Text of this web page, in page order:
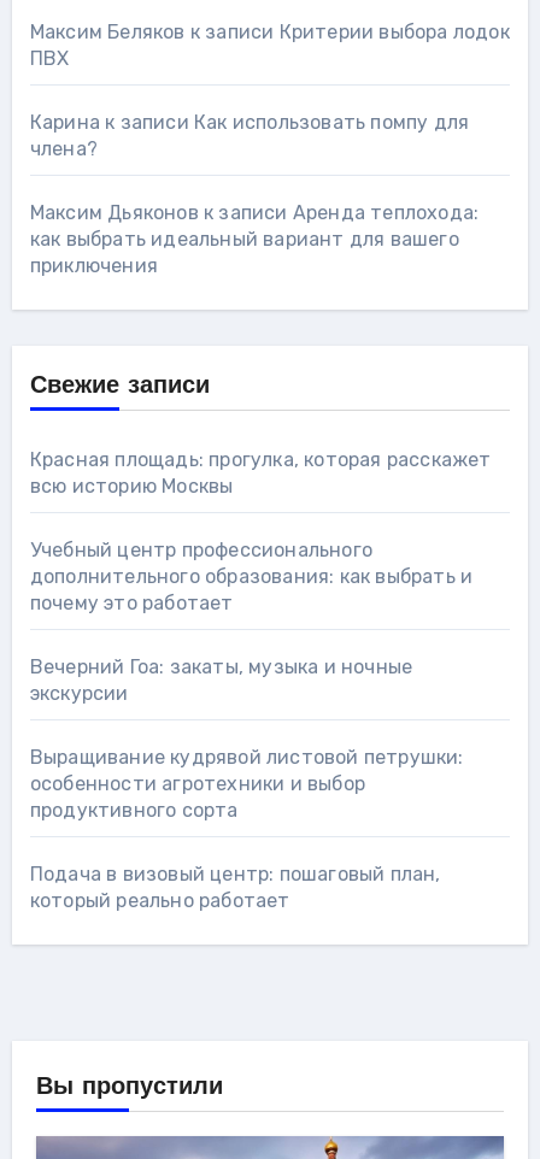
Максим Беляков к записи Критерии выбора лодок
ПВХ
Карина к записи Как использовать помпу для
члена?
Максим Дьяконов к записи Аренда теплохода:
как выбрать идеальный вариант для вашего
приключения
Свежие записи
Красная площадь: прогулка, которая расскажет
всю историю Москвы
Учебный центр профессионального
дополнительного образования: как выбрать и
почему это работает
Вечерний Гоа: закаты, музыка и ночные
экскурсии
Выращивание кудрявой листовой петрушки:
особенности агротехники и выбор
продуктивного сорта
Подача в визовый центр: пошаговый план,
который реально работает
Вы пропустили